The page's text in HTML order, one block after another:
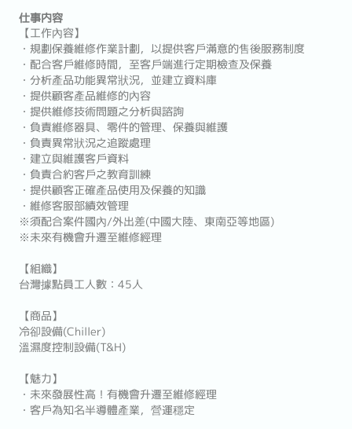
仕事内容
【工作內容】
・規劃保養維修作業計劃，以提供客戶滿意的售後服務制度
・配合客戶維修時間，至客戶端進行定期檢查及保養
・分析產品功能異常狀況，並建立資料庫
・提供顧客產品維修的內容
・提供維修技術問題之分析與諮詢
・負責維修器具、零件的管理、保養與維護
・負責異常狀況之追蹤處理
・建立與維護客戶資料
・負責合約客戶之教育訓練
・提供顧客正確產品使用及保養的知識
・維修客服部績效管理
※須配合案件國內/外出差(中國大陸、東南亞等地區)
※未來有機會升遷至維修經理
【組織】
台灣據點員工人數：45人
【商品】
冷卻設備(Chiller)
溫濕度控制設備(T&H)
【魅力】
・未來發展性高！有機會升遷至維修經理
・客戶為知名半導體產業，營運穩定